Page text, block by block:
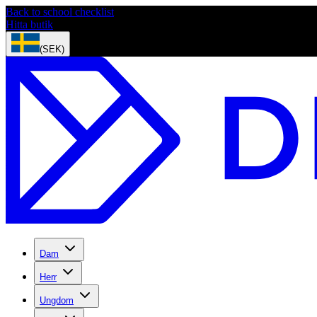
Back to school checklist
Hitta butik
(SEK)
Dam
Herr
Ungdom